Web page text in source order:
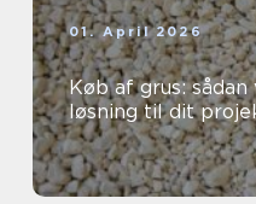
01. April 2026
Køb af grus:
løsning til dit